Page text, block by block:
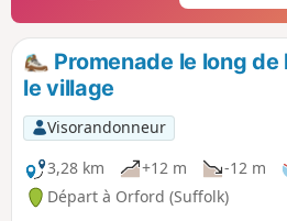
Promenade le long
le village
Visorandonneur
3,28 km
+12 m -12 m
Départ à Orford (Suffolk)